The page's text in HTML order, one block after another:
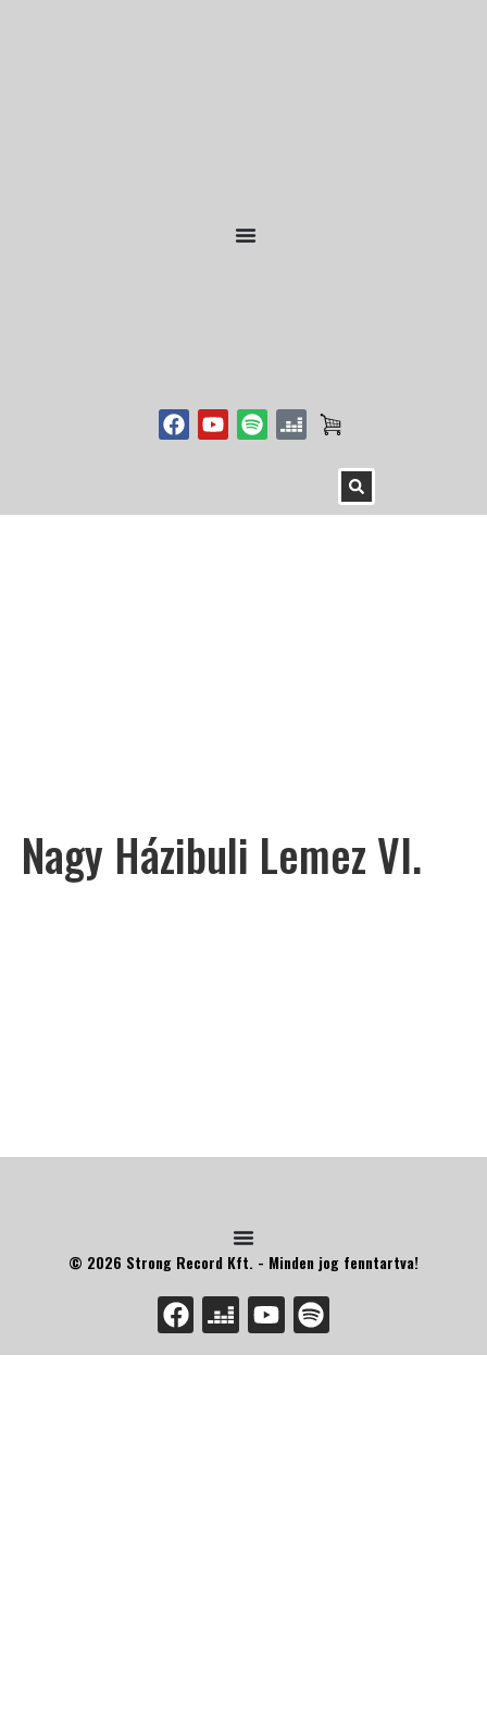
Nagy Házibuli Lemez VI.
© 2026 Strong Record Kft. - Minden jog fenntartva!